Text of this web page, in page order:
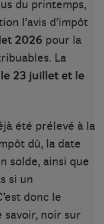
du printemps,
l’avis d’impôt
2026 pour la
La
23 juillet et le
été prélevé à la
dû, la date
solde, ainsi que
si un
donc le
savoir, noir sur